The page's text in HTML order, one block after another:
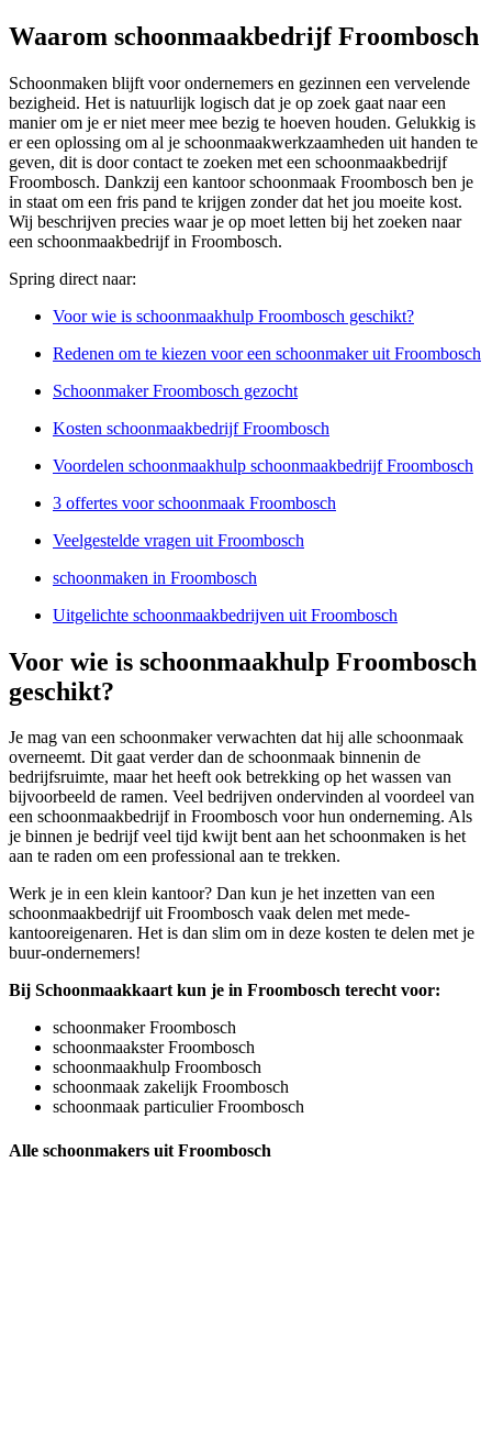
Waarom schoonmaakbedrijf Froombosch
Schoonmaken blijft voor ondernemers en gezinnen een vervelende
bezigheid. Het is natuurlijk logisch dat je op zoek gaat naar een
manier om je er niet meer mee bezig te hoeven houden. Gelukkig is
er een oplossing om al je schoonmaakwerkzaamheden uit handen te
geven, dit is door contact te zoeken met een schoonmaakbedrijf
Froombosch. Dankzij een kantoor schoonmaak Froombosch ben je
in staat om een fris pand te krijgen zonder dat het jou moeite kost.
Wij beschrijven precies waar je op moet letten bij het zoeken naar
een schoonmaakbedrijf in Froombosch.
Spring direct naar:
Voor wie is schoonmaakhulp Froombosch geschikt?
Redenen om te kiezen voor een schoonmaker uit Froombosch
Schoonmaker Froombosch gezocht
Kosten schoonmaakbedrijf Froombosch
Voordelen schoonmaakhulp schoonmaakbedrijf Froombosch
3 offertes voor schoonmaak Froombosch
Veelgestelde vragen uit Froombosch
schoonmaken in Froombosch
Uitgelichte schoonmaakbedrijven uit Froombosch
Voor wie is schoonmaakhulp Froombosch
geschikt?
Je mag van een schoonmaker verwachten dat hij alle schoonmaak
overneemt. Dit gaat verder dan de schoonmaak binnenin de
bedrijfsruimte, maar het heeft ook betrekking op het wassen van
bijvoorbeeld de ramen. Veel bedrijven ondervinden al voordeel van
een schoonmaakbedrijf in Froombosch voor hun onderneming. Als
je binnen je bedrijf veel tijd kwijt bent aan het schoonmaken is het
aan te raden om een professional aan te trekken.
Werk je in een klein kantoor? Dan kun je het inzetten van een
schoonmaakbedrijf uit Froombosch vaak delen met mede-
kantooreigenaren. Het is dan slim om in deze kosten te delen met je
buur-ondernemers!
Bij Schoonmaakkaart kun je in Froombosch terecht voor:
schoonmaker Froombosch
schoonmaakster Froombosch
schoonmaakhulp Froombosch
schoonmaak zakelijk Froombosch
schoonmaak particulier Froombosch
Alle schoonmakers uit Froombosch